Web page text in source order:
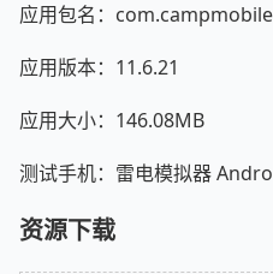
应用包名：
应用版本：11.6.21
应用大小：146.08MB
测试手机：雷电模拟器
资源下载